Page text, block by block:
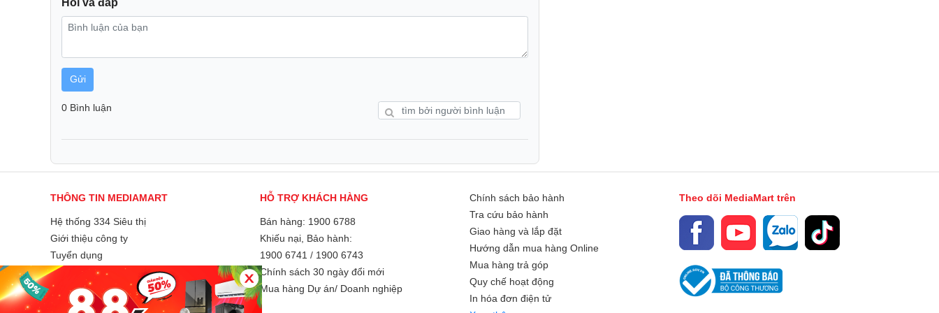
Nhiều tính năng tiện lợi
quá nhiệt, quá tải, bảo vệ an toàn người dùng.
Hỏi và đáp
Gửi
0 Bình luận
THÔNG TIN MEDIAMART
Hệ thống 334 Siêu thị
Giới thiệu công ty
Tuyển dụng
Liên hệ và góp ý
Phương thức thanh toán
HỖ TRỢ KHÁCH HÀNG
Bán hàng: 1900 6788
Khiếu nại, Bảo hành:
1900 6741 / 1900 6743
Chính sách 30 ngày đổi mới
Mua hàng Dự án/ Doanh nghiệp
Chính sách bảo hành
Tra cứu bảo hành
Giao hàng và lắp đặt
Hướng dẫn mua hàng Online
Mua hàng trả góp
Quy chế hoạt động
In hóa đơn điện tử
Theo dõi MediaMart trên